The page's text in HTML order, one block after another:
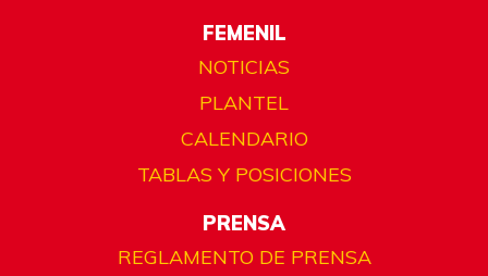
FEMENIL
NOTICIAS
PLANTEL
CALENDARIO
TABLAS Y POSICIONES
PRENSA
REGLAMENTO DE PRENSA